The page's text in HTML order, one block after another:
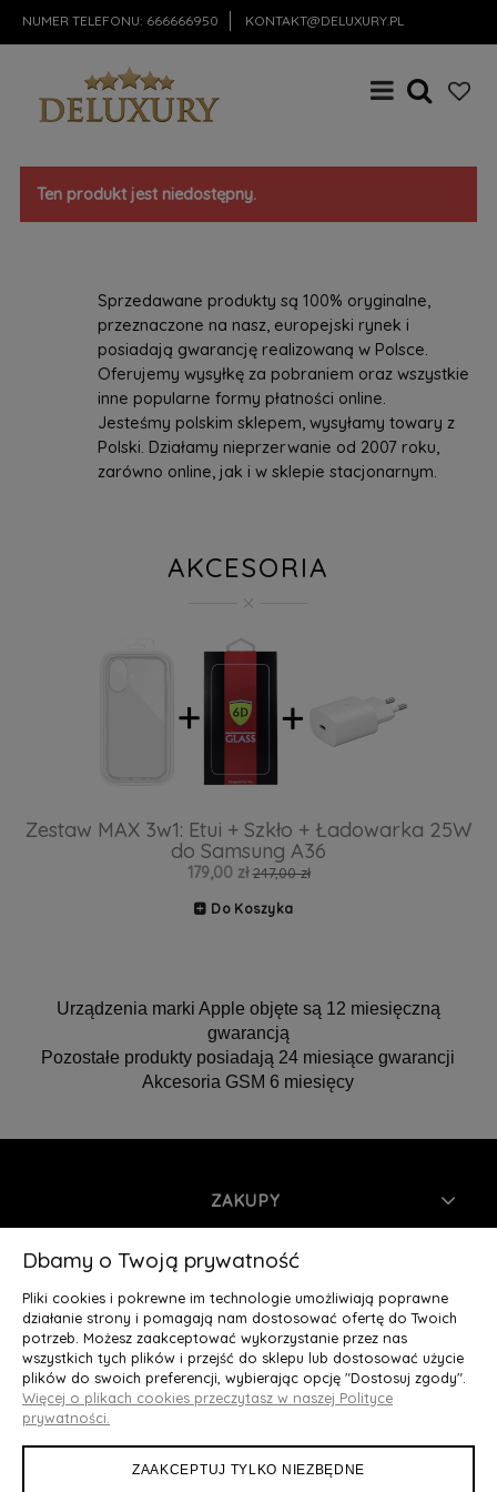
NUMER TELEFONU: 666666950 KONTAKT@DELUXURY.PL
Ten produkt jest niedostępny.
Sprzedawane produkty są 100% oryginalne,
przeznaczone na nasz, europejski rynek i
posiadają gwarancję realizowaną w Polsce.
Oferujemy wysyłkę za pobraniem oraz wszystkie
inne popularne formy płatności online.
Jesteśmy polskim sklepem, wysyłamy towary z
Polski. Działamy nieprzerwanie od 2007 roku,
zarówno online, jak i w sklepie stacjonarnym.
AKCESORIA
Zestaw MAX 3w1: Etui + Szkło + Ładowarka 25W
do Samsung A36
179,00 zł 247,00 zł
Do Koszyka
Urządzenia marki Apple objęte są 12 miesięczną
gwarancją
Pozostałe produkty posiadają 24 miesiące gwarancji
Akcesoria GSM 6 miesięcy
ZAKUPY
INFORMACJE
MOJE KONTO
O NAS
Deluxury.pl
Dbamy o Twoją prywatność
Pliki cookies i pokrewne im technologie umożliwiają poprawne
działanie strony i pomagają nam dostosować ofertę do Twoich
potrzeb. Możesz zaakceptować wykorzystanie przez nas
wszystkich tych plików i przejść do sklepu lub dostosować użycie
plików do swoich preferencji, wybierając opcję "Dostosuj zgody".
Więcej o plikach cookies przeczytasz w naszej Polityce
prywatności.
ZAAKCEPTUJ TYLKO NIEZBĘDNE